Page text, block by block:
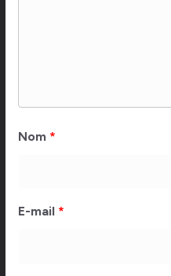
Nom *
E-mail *